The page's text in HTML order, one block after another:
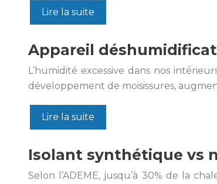
Lire la suite
Appareil
L’humidité excessive dans nos
développement de moisissures,
Lire la suite
Isolant synthétique vs
Selon l’ADEME, jusqu’à 30% de la